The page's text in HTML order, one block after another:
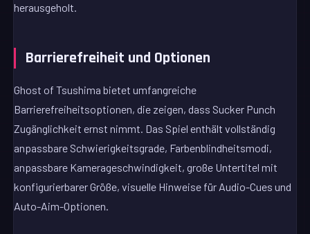
herausgeholt.
Barrierefreiheit und Optionen
Ghost of Tsushima bietet umfangreiche
Barrierefreiheitsoptionen, die zeigen, dass Sucker Punch
Zugänglichkeit ernst nimmt. Das Spiel enthält vollständig
anpassbare Schwierigkeitsgrade, Farbenblindheitsmodi,
anpassbare Kamerageschwindigkeit, große Untertitel mit
konfigurierbarer Größe, visuelle Hinweise für Audio-Cues und
Auto-Aim-Optionen.